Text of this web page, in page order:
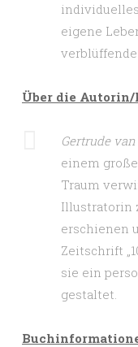
eigene
Über die
Gertrude
einem
Traum
Illustratorin
erschienen
Zeitschrift
sie ein
gestaltet.